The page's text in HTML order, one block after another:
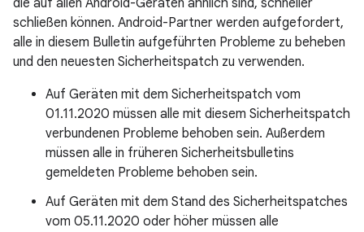
die auf allen Android-Geräten ähnlich sind, schneller
schließen können. Android-Partner werden aufgefordert,
alle in diesem Bulletin aufgeführten Probleme zu beheben
und den neuesten Sicherheitspatch zu verwenden.
Auf Geräten mit dem Sicherheitspatch vom
01.11.2020 müssen alle mit diesem Sicherheitspatch
verbundenen Probleme behoben sein. Außerdem
müssen alle in früheren Sicherheitsbulletins
gemeldeten Probleme behoben sein.
Auf Geräten mit dem Stand des Sicherheitspatches
vom 05.11.2020 oder höher müssen alle